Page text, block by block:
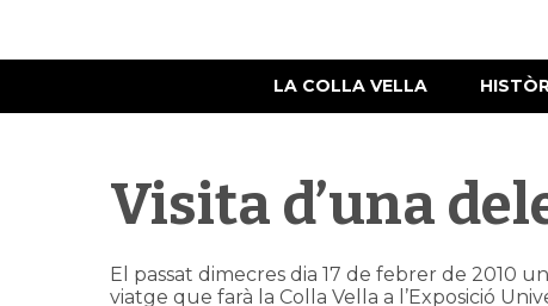
LA COLLA VELLA
Visita d’una
El passat dimecres dia 17 de febrer de 2010
viatge que farà la Colla Vella a l’Exposició